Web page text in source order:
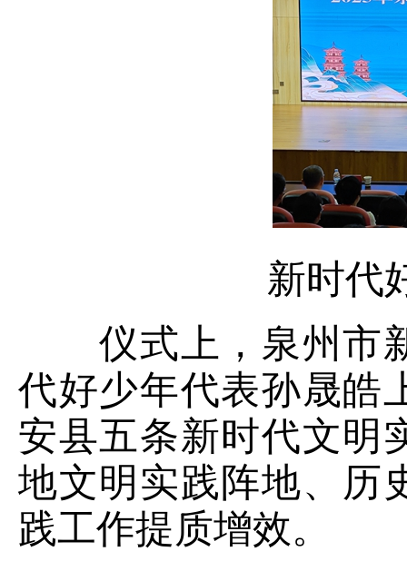
新时代
仪式上，泉州市新
代好少年代表孙晟皓
安县五条新时代文明
地文明实践阵地、历
践工作提质增效。